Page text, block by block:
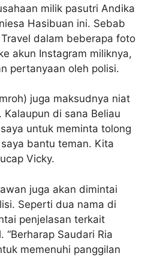
milik pasutri Andika
Hasibuan ini. Sebab
dalam beberapa foto
akun Instagram miliknya,
pertanyaan oleh polisi.
juga maksudnya niat
di sana Beliau
untuk meminta tolong
bantu teman. Kita
Vicky.
juga akan dimintai
Seperti dua nama di
penjelasan terkait
“Berharap Saudari Ria
memenuhi panggilan